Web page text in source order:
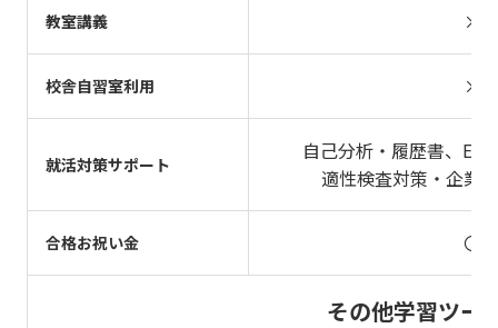
教室講義 ×
校舎自習室利用 ×
就活対策サポート
自己分析・履歴書、ES
適性検査対策・企業
合格お祝い金 〇
その他学習ツー